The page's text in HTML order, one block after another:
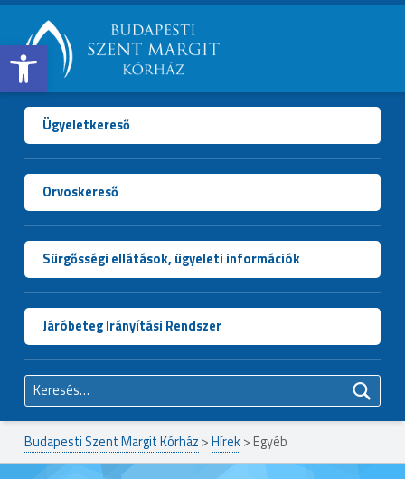
Open toolbar
BUDAPESTI
SZENT
MARGIT
KÓRHÁZ
Ügyeletkereső
Orvoskereső
Sürgősségi ellátások, ügyeleti információk
Járóbeteg Irányítási Rendszer
Keresés:
Budapesti Szent Margit Kórház >Hírek> Egyéb